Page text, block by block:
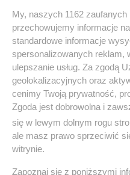
My, naszych 1162
przechowujemy informacje
standardowe informacje
spersonalizowanych reklam,
ulepszanie usług. Za zgodą
geolokalizacyjnych oraz
cenimy Twoją prywatność,
Zgoda jest dobrowolna i
się w lewym dolnym rogu
ale masz prawo sprzeciwić
witrynie.
Zapoznaj się z poniższymi